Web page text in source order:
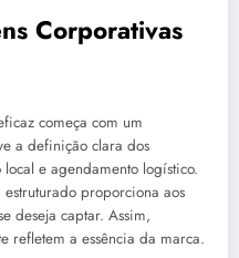
Corporativas
começa com um
a definição clara dos
e agendamento logístico.
estruturado proporciona aos
deseja captar. Assim,
refletem a essência da marca.